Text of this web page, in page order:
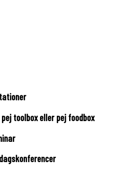
toolbox eller pej foodbox